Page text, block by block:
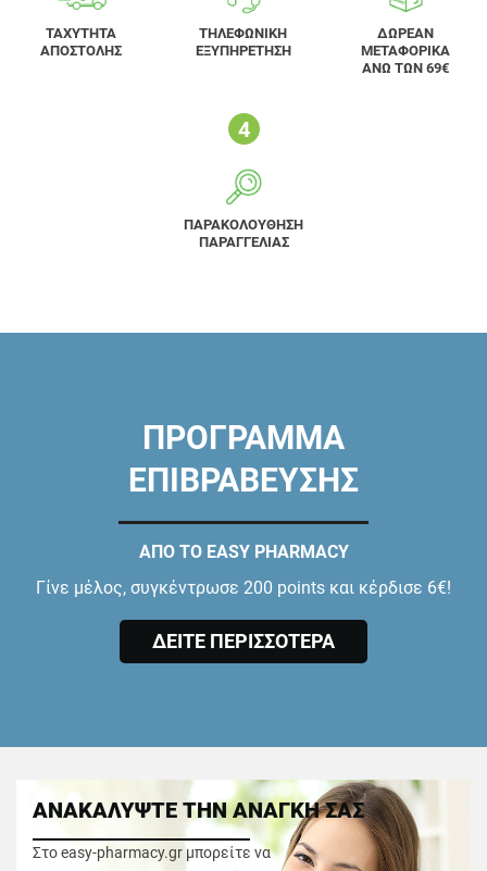
ΤΑΧΥΤΗΤΑ
ΑΠΟΣΤΟΛΗΣ
ΤΗΛΕΦΩΝΙΚΗ
ΕΞΥΠΗΡΕΤΗΣΗ
ΔΩΡΕΑΝ
ΜΕΤΑΦΟΡΙΚΑ
ΑΝΩ ΤΩΝ 69€
ΠΑΡΑΚΟΛΟΥΘΗΣΗ
ΠΑΡΑΓΓΕΛΙΑΣ
ΠΡΟΓΡΑΜΜΑ
ΕΠΙΒΡΑΒΕΥΣΗΣ
ΑΠΟ ΤΟ EASY PHARMACY
Γίνε μέλος, συγκέντρωσε 200 points και κέρδισε 6€!
ΔΕΙΤΕ ΠΕΡΙΣΣΟΤΕΡΑ
ΑΝΑΚΑΛΥΨΤΕ ΤΗΝ ΑΝΑΓΚΗ ΣΑΣ
Στο easy-pharmacy.gr μπορείτε να